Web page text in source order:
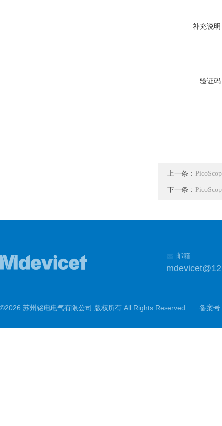
补充说明
验证码
上一条：
下一条：
邮箱
©2026 苏州铭电电气有限公司 版权所有 All Rights Reserved. 备案号